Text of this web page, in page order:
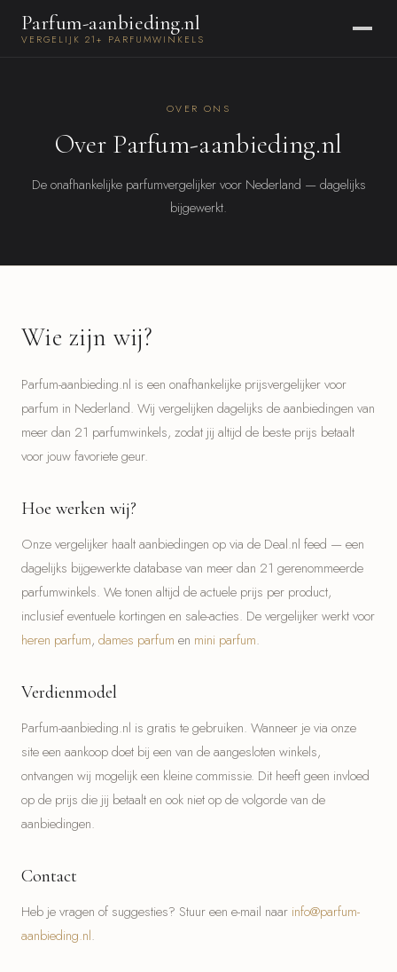
Parfum-aanbieding.nl
VERGELIJK 21+ PARFUMWINKELS
OVER ONS
Over Parfum-aanbieding.nl
De onafhankelijke parfumvergelijker voor Nederland — dagelijks
bijgewerkt.
Wie zijn wij?
Parfum-aanbieding.nl is een onafhankelijke prijsvergelijker voor
parfum in Nederland. Wij vergelijken dagelijks de aanbiedingen van
meer dan 21 parfumwinkels, zodat jij altijd de beste prijs betaalt
voor jouw favoriete geur.
Hoe werken wij?
Onze vergelijker haalt aanbiedingen op via de Deal.nl feed — een
dagelijks bijgewerkte database van meer dan 21 gerenommeerde
parfumwinkels. We tonen altijd de actuele prijs per product,
inclusief eventuele kortingen en sale-acties. De vergelijker werkt voor
heren parfum, dames parfum en mini parfum.
Verdienmodel
Parfum-aanbieding.nl is gratis te gebruiken. Wanneer je via onze
site een aankoop doet bij een van de aangesloten winkels,
ontvangen wij mogelijk een kleine commissie. Dit heeft geen invloed
op de prijs die jij betaalt en ook niet op de volgorde van de
aanbiedingen.
Contact
Heb je vragen of suggesties? Stuur een e-mail naar info@parfum-
aanbieding.nl.